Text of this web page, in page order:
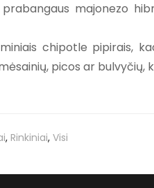
majonezo
chipotle pipirais,
picos ar bulvyčių,
, Rinkiniai, Visi